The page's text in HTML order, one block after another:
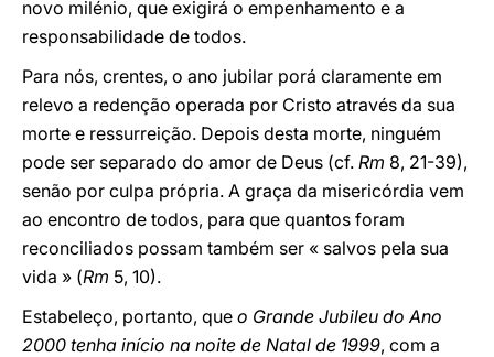
novo milénio, que exigirá o empenhamento e a
responsabilidade de todos.
Para nós, crentes, o ano jubilar porá claramente em
relevo a redenção operada por Cristo através da sua
morte e ressurreição. Depois desta morte, ninguém
pode ser separado do amor de Deus (cf. Rm 8, 21-39),
senão por culpa própria. A graça da misericórdia vem
ao encontro de todos, para que quantos foram
reconciliados possam também ser « salvos pela sua
vida » (Rm 5, 10).
Estabeleço, portanto, que o Grande Jubileu do Ano
2000 tenha início na noite de Natal de 1999, com a